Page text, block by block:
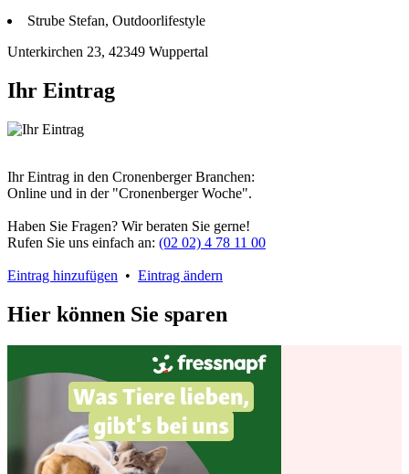
Strube Stefan, Outdoorlifestyle
Unterkirchen 23, 42349 Wuppertal
Ihr Eintrag
Ihr Eintrag in den Cronenberger Branchen:
Online und in der "Cronenberger Woche".
Haben Sie Fragen? Wir beraten Sie gerne!
Rufen Sie uns einfach an: (02 02) 4 78 11 00
Eintrag hinzufügen • Eintrag ändern
Hier können Sie sparen